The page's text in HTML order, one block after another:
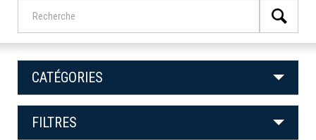
CATÉGORIES
FILTRES